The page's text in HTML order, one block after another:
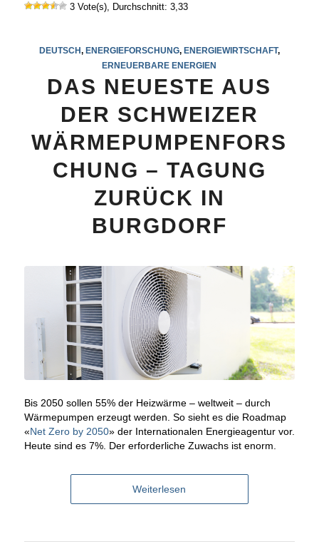
3 Vote(s), Durchschnitt: 3,33
DEUTSCH, ENERGIEFORSCHUNG, ENERGIEWIRTSCHAFT,
ERNEUERBARE ENERGIEN
DAS NEUESTE AUS
DER SCHWEIZER
WÄRMEPUMPENFORS
CHUNG – TAGUNG
ZURÜCK IN
BURGDORF
Bis 2050 sollen 55% der Heizwärme – weltweit – durch
Wärmepumpen erzeugt werden. So sieht es die Roadmap
«Net Zero by 2050» der Internationalen Energieagentur vor.
Heute sind es 7%. Der erforderliche Zuwachs ist enorm.
Weiterlesen